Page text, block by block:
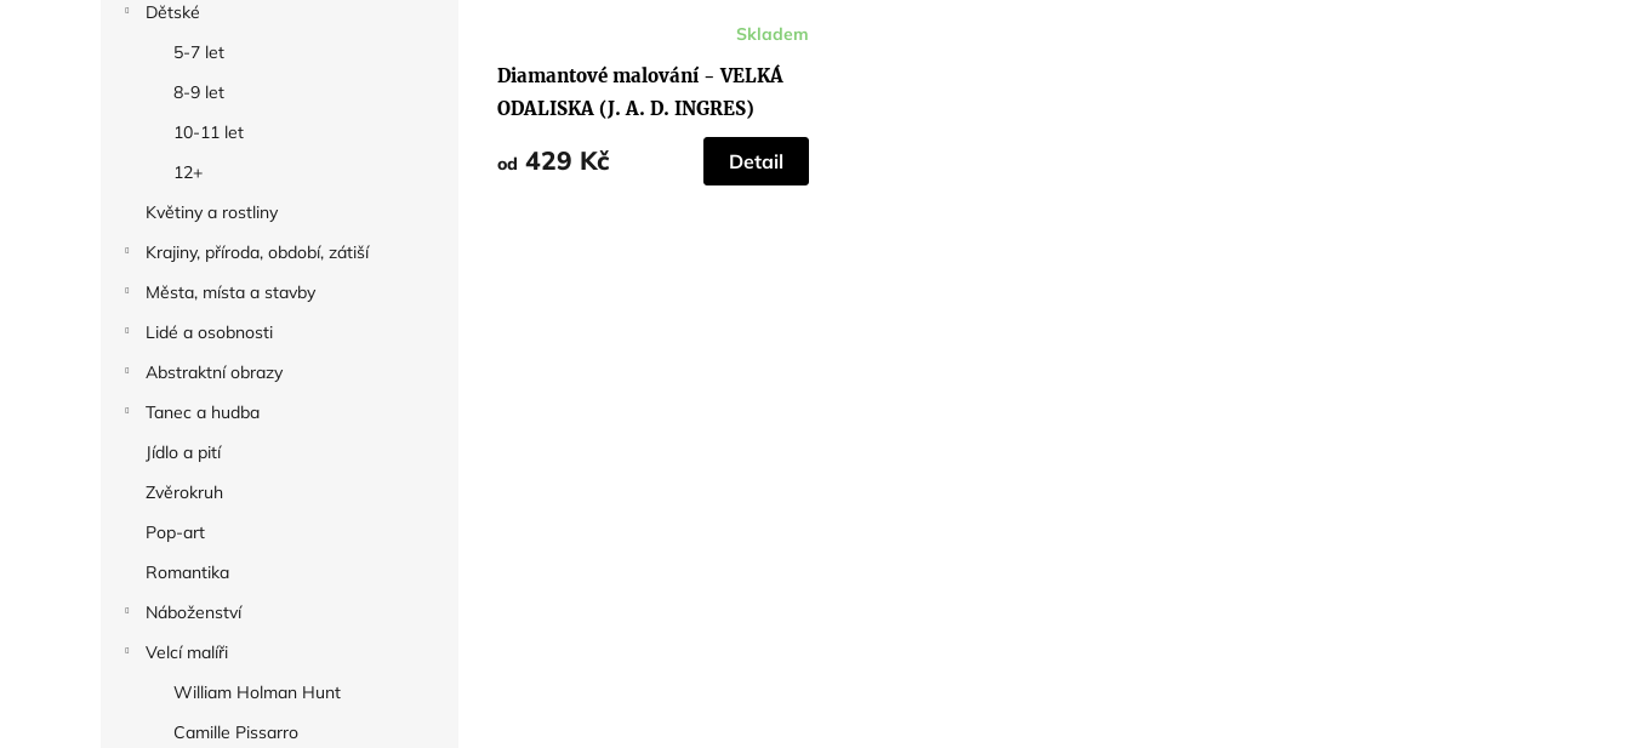
Dětské
5-7 let
8-9 let
10-11 let
12+
Květiny a rostliny
Krajiny, příroda, období, zátiší
Města, místa a stavby
Lidé a osobnosti
Abstraktní obrazy
Tanec a hudba
Jídlo a pití
Zvěrokruh
Pop-art
Romantika
Náboženství
Velcí malíři
William Holman Hunt
Camille Pissarro
Diamantové malování - VELKÁ
ODALISKA (J. A. D. INGRES)
Skladem
od 429 Kč Detail